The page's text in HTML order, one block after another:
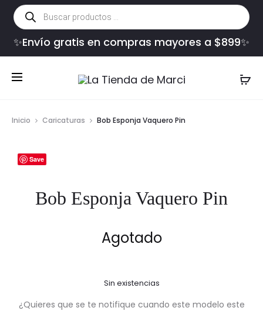
Búsqueda
de
productos
✨Envío gratis en compras mayores a $899✨
Inicio Caricaturas Bob Esponja Vaquero Pin
Save
Bob Esponja Vaquero Pin
Agotado
Sin existencias
¿Quieres que se te notifique cuando este modelo este